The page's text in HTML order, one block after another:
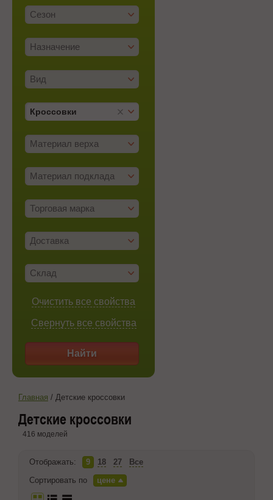
Сезон
Назначение
Вид
Кроссовки
Материал верха
Материал подклада
Торговая марка
Доставка
Склад
Очистить все свойства
Свернуть все свойства
Найти
Главная / Детские кроссовки
Детские кроссовки
416 моделей
Отображать: 9 18 27
Все
Сортировать по
цене